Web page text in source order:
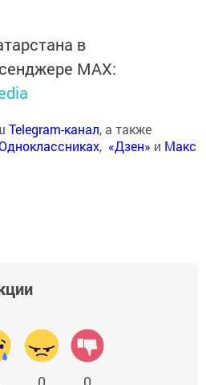
в
MАХ:
Telegram-канал, а также
, «Дзен» и Макс